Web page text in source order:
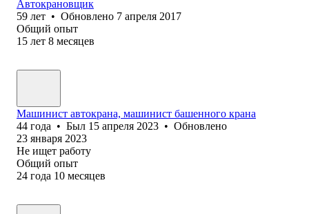
Автокрановщик
59 лет • Обновлено 7 апреля 2017
Общий опыт
15 лет 8 месяцев
Машинист автокрана, машинист башенного крана
44 года • Был 15 апреля 2023 • Обновлено
23 января 2023
Не ищет работу
Общий опыт
24 года 10 месяцев